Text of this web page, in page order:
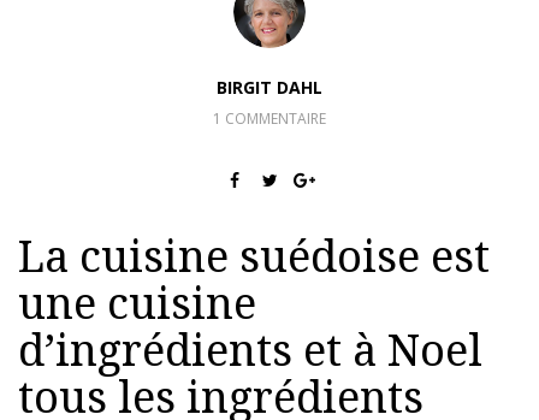
BIRGIT DAHL
1 COMMENTAIRE
La cuisine suédoise est
une cuisine
d’ingrédients et à Noel
tous les ingrédients